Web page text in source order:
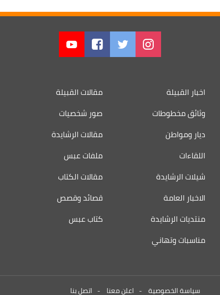
اخبار القبيلة
مقالات القبيلة
وثائق مخطوطات
صور شخصيات
ديار ومواطن
مقالات الرشايدة
اللقاءات
ملفات عبس
شيلات الرشايدة
مقالات الكتاب
الاخبار العامة
قصائد وقصص
منتديات الرشايدة
كتاب عبس
مناسبات وتهاني
سياسة الخصوصية - اعلن معنا - اتصل بنا